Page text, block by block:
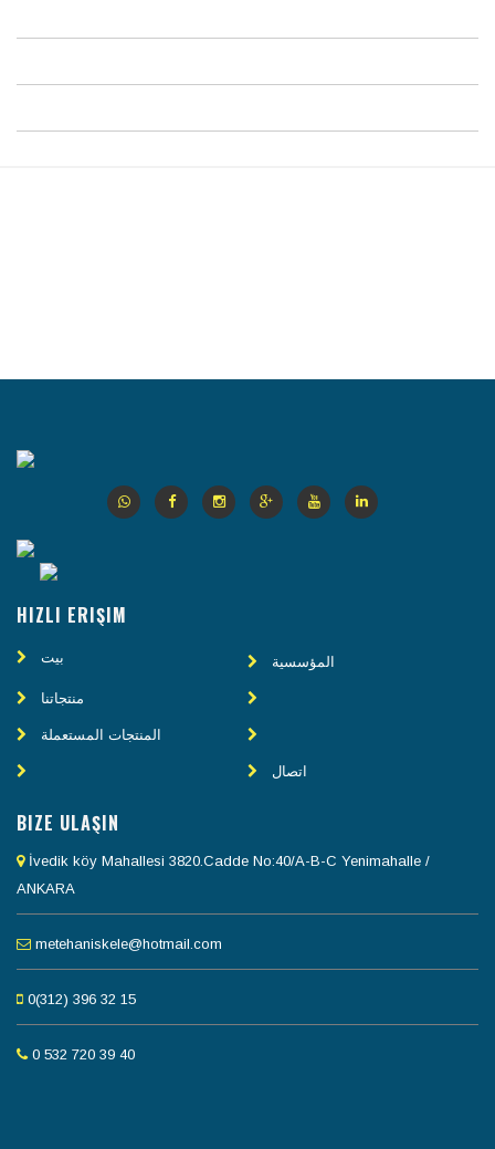
HIZLI ERIŞIM
بيت المؤسسية
منتجاتنا
المنتجات المستعملة
اتصال
BIZE ULAŞIN
İvedik köy Mahallesi 3820.Cadde No:40/A-B-C Yenimahalle /
ANKARA
metehaniskele@hotmail.com
0(312) 396 32 15
0 532 720 39 40